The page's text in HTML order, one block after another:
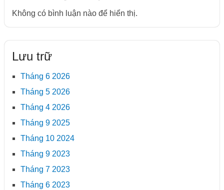
Không có bình luận nào để hiển thị.
Lưu trữ
Tháng 6 2026
Tháng 5 2026
Tháng 4 2026
Tháng 9 2025
Tháng 10 2024
Tháng 9 2023
Tháng 7 2023
Tháng 6 2023